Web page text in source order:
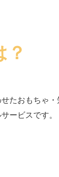
？
たおもちゃ
ービスです。